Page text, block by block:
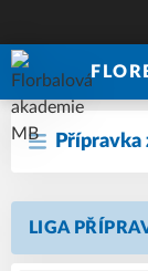
Přípravka
LIGA